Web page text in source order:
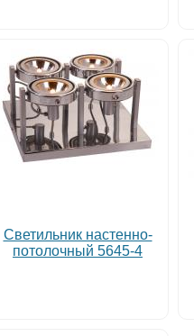
Светильник настенно-
потолочный 5645-4